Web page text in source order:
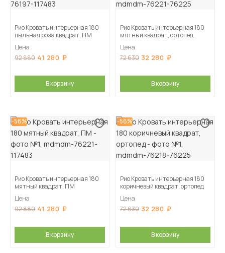
Рио Кровать интерьерная 180
пыльная роза квадрат, ПМ
Цена
92 880 41 280
В корзину
Рио Кровать интерьерная 180
мятный квадрат, ортопед
Цена
72 630 32 280
В корзину
-56%
Рио Кровать интерьерная 180
мятный квадрат, ПМ
Цена
92 880 41 280
В корзину
-56%
Рио Кровать интерьерная 180
коричневый квадрат, ортопед
Цена
72 630 32 280
В корзину